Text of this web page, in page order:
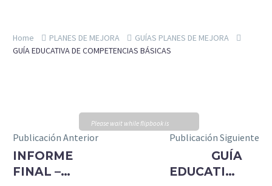
Home PLANES DE MEJORA
GUÍAS PLANES DE MEJORA
GUÍA EDUCATIVA DE COMPETENCIAS BÁSICAS
Please wait while flipbook is
loading. For more related info,
Publicación Anterior
INFORME
FINAL –
Publicación Siguiente
GUÍA
EDUCATIVA